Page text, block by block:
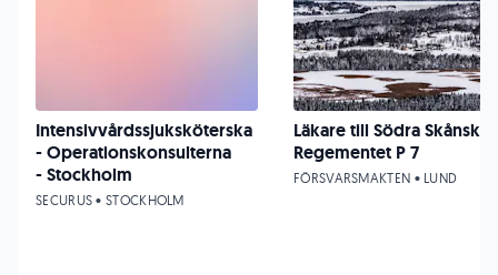
Intensivvårdssjuksköterska
- Operationskonsulterna
- Stockholm
SECURUS • STOCKHOLM
Läkare till Södra Skånska
Regementet P 7
FÖRSVARSMAKTEN • LUND